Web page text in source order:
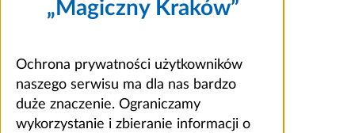
„Magiczny Kraków”
Ochrona prywatności użytkowników
naszego serwisu ma dla nas bardzo
duże znaczenie. Ograniczamy
wykorzystanie i zbieranie informacji o